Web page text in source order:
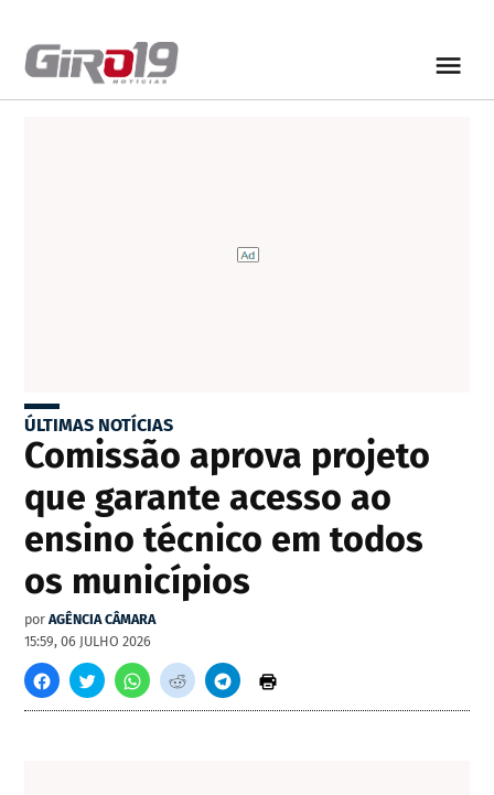
ÚLTIMAS NOTÍCIAS
Comissão aprova projeto
que garante acesso ao
ensino técnico em todos
os municípios
por AGÊNCIA CÂMARA
15:59, 06 JULHO 2026